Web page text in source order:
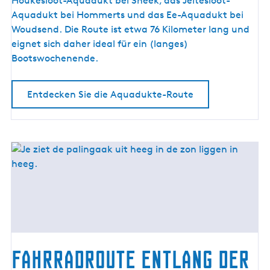
e
-
R
o
Aquadukt bei Hommerts und das Ee-Aquadukt bei
Woudsend. Die Route ist etwa 76 Kilometer lang und
eignet sich daher ideal für ein (langes)
Bootswochenende.
Entdecken Sie die Aquadukte-Route
Fahrradroute entlang der